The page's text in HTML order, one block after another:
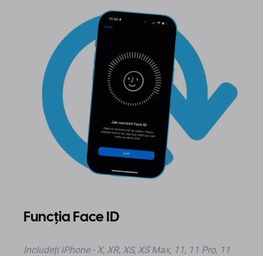
Funcția Face ID
Includeți iPhone - X, XR, XS, XS Max, 11, 11 Pro, 11